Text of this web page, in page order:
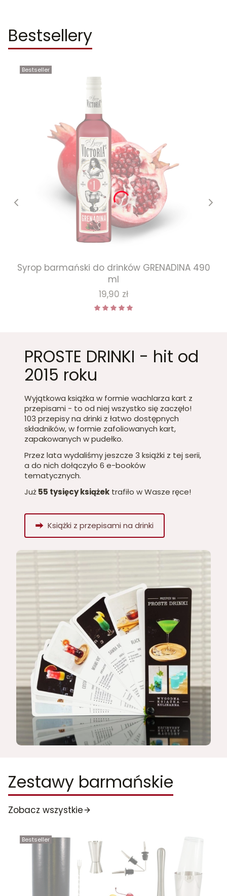
Bestsellery
Bestseller
Syrop barmański do drinków GRENADINA 490
ml
Cena
19,90 zł
PROSTE DRINKI - hit od
2015 roku
Wyjątkowa książka w formie wachlarza kart z
przepisami - to od niej wszystko się zaczęło!
103 przepisy na drinki z łatwo dostępnych
składników, w formie zafoliowanych kart,
zapakowanych w pudełko.
Przez lata wydaliśmy jeszcze 3 książki z tej serii,
a do nich dołączyło 6 e-booków
tematycznych.
Już55 tysięcy książek trafiło w Wasze ręce!
Książki z przepisami na drinki
Zestawy barmańskie
Zobacz wszystkie
Bestseller